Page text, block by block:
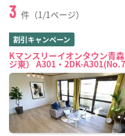
3 件（1/1ページ）
割引キャンペーン
Kマンスリーイオンタウン青
ジ東） A301・2DK-